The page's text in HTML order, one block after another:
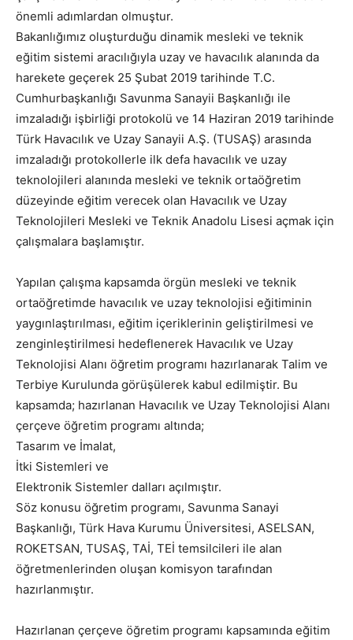
önemli adımlardan olmuştur.
Bakanlığımız oluşturduğu dinamik mesleki ve teknik
eğitim sistemi aracılığıyla uzay ve havacılık alanında da
harekete geçerek 25 Şubat 2019 tarihinde T.C.
Cumhurbaşkanlığı Savunma Sanayii Başkanlığı ile
imzaladığı işbirliği protokolü ve 14 Haziran 2019 tarihinde
Türk Havacılık ve Uzay Sanayii A.Ş. (TUSAŞ) arasında
imzaladığı protokollerle ilk defa havacılık ve uzay
teknolojileri alanında mesleki ve teknik ortaöğretim
düzeyinde eğitim verecek olan Havacılık ve Uzay
Teknolojileri Mesleki ve Teknik Anadolu Lisesi açmak için
çalışmalara başlamıştır.
Yapılan çalışma kapsamda örgün mesleki ve teknik
ortaöğretimde havacılık ve uzay teknolojisi eğitiminin
yaygınlaştırılması, eğitim içeriklerinin geliştirilmesi ve
zenginleştirilmesi hedeflenerek Havacılık ve Uzay
Teknolojisi Alanı öğretim programı hazırlanarak Talim ve
Terbiye Kurulunda görüşülerek kabul edilmiştir. Bu
kapsamda; hazırlanan Havacılık ve Uzay Teknolojisi Alanı
çerçeve öğretim programı altında;
Tasarım ve İmalat,
İtki Sistemleri ve
Elektronik Sistemler dalları açılmıştır.
Söz konusu öğretim programı, Savunma Sanayi
Başkanlığı, Türk Hava Kurumu Üniversitesi, ASELSAN,
ROKETSAN, TUSAŞ, TAİ, TEİ temsilcileri ile alan
öğretmenlerinden oluşan komisyon tarafından
hazırlanmıştır.
Hazırlanan çerçeve öğretim programı kapsamında eğitim